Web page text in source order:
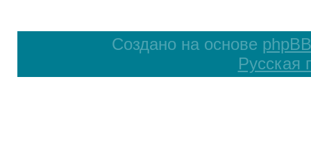
Создано на основе phpBB
Русская